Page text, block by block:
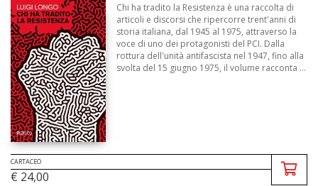
Chi ha tradito la Resistenza è una raccolta di
articoli e discorsi che ripercorre trent'anni di
storia italiana, dal 1945 al 1975, attraverso la
voce di uno dei protagonisti del PCI. Dalla
rottura dell'unità antifascista nel 1947, fino alla
svolta del 15 giugno 1975, il volume racconta ...
CARTACEO
€ 24,00